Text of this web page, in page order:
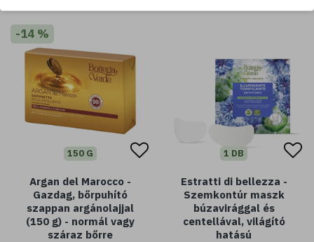
-14 %
150 G
Argan del Marocco -
Gazdag, bőrpuhító
szappan argánolajjal
(150 g) - normál vagy
száraz bőrre
1 DB
Estratti di bellezza -
Szemkontúr maszk
búzavirággal és
centellával, világító
hatású